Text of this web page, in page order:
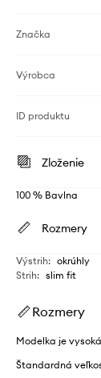
Značka
Výrobca
ID produktu
Zloženie
100 % Bavlna
Rozmery
Výstrih: okrúhly
Strih: slim fit
Rozmery
Modelka je
Štandardná